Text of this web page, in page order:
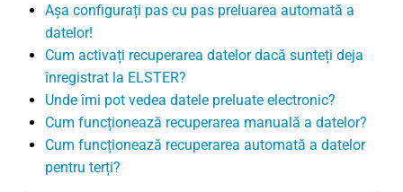
Așa configurați pas cu pas preluarea automată a
datelor!
Cum activați recuperarea datelor dacă sunteți deja
înregistrat la ELSTER?
Unde îmi pot vedea datele preluate electronic?
Cum funcționează recuperarea manuală a datelor?
Cum funcționează recuperarea automată a datelor
pentru terți?